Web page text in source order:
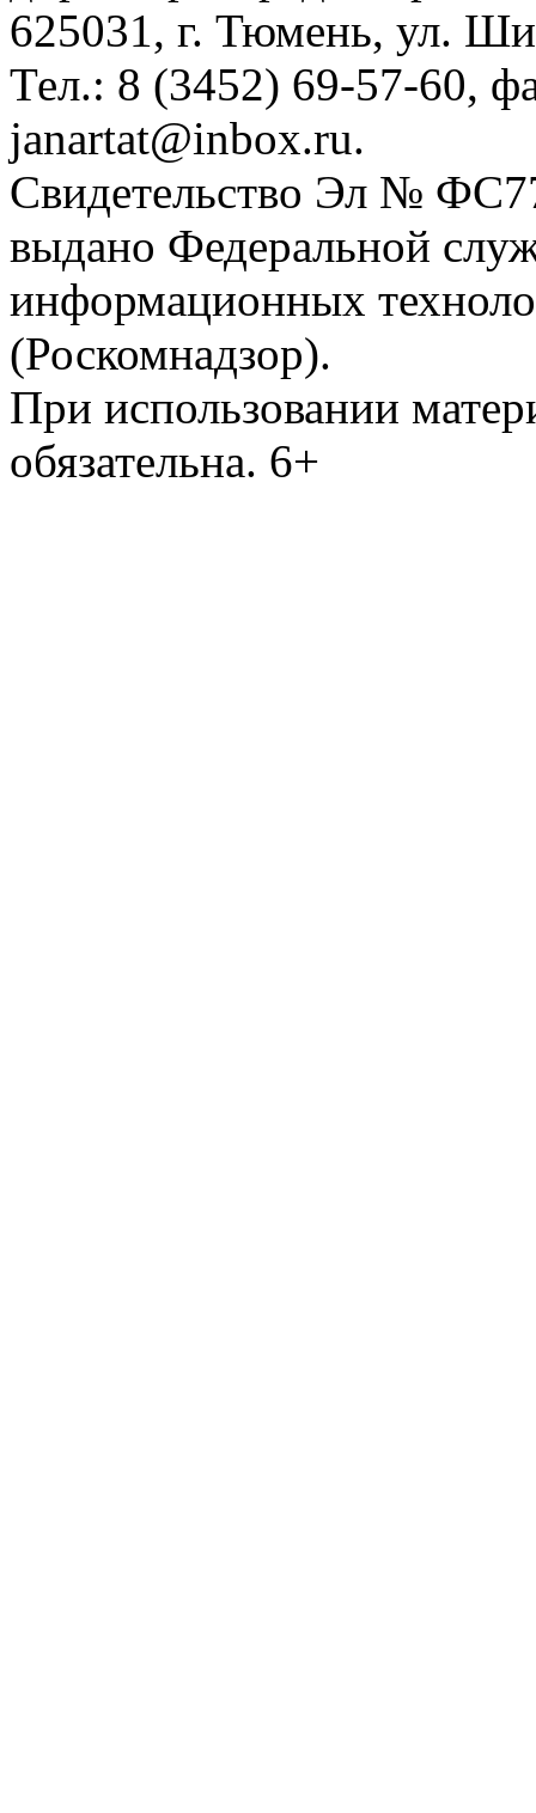
625031, г. Тюмень, ул.
Тел.: 8 (3452) 69-57-60,
janartat@inbox.ru.
Свидетельство Эл №
выдано Федеральной
информационных
(Роскомнадзор).
При использовании
обязательна. 6+